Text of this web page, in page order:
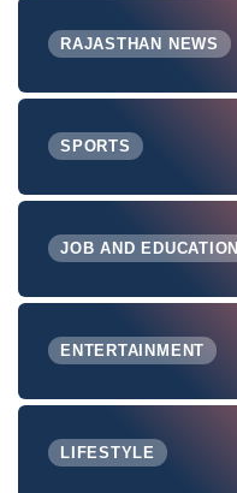
RAJASTHAN NEWS
SPORTS
JOB AND EDUCATION
ENTERTAINMENT
LIFESTYLE